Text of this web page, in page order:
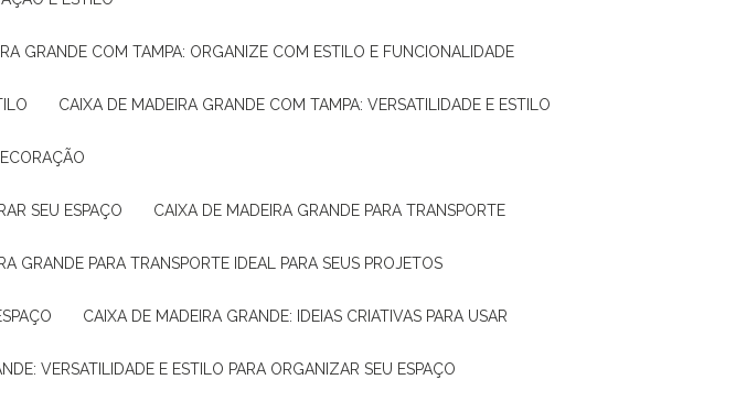
GRANDE COM TAMPA: ORGANIZE COM ESTILO E FUNCIONALIDADE
CAIXA DE MADEIRA GRANDE COM TAMPA: VERSATILIDADE E ESTILO
SEU ESPAÇO CAIXA DE MADEIRA GRANDE PARA TRANSPORTE
GRANDE PARA TRANSPORTE IDEAL PARA SEUS PROJETOS
CAIXA DE MADEIRA GRANDE: IDEIAS CRIATIVAS PARA USAR
VERSATILIDADE E ESTILO PARA ORGANIZAR SEU ESPAÇO